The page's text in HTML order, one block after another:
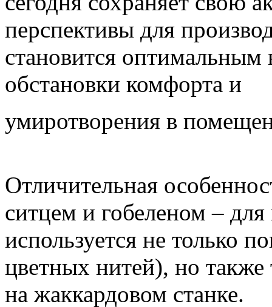
перспективы для
становится
обстановки комфорта и
умиротворения в
Отличительная
ситцем и гобеленом –
используется не только
цветных нитей), но также
на жаккардовом станке.